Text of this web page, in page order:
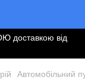
доставкою від
Автомобільний